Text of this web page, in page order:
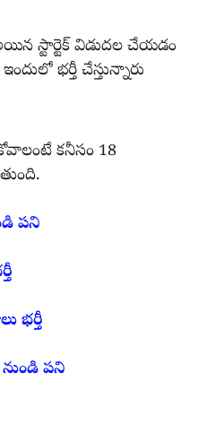
స్టార్టెక్ విడుదల చేయడం
భర్తీ చేస్తున్నారు
కనీసం 18
పని
భర్తీ
పని